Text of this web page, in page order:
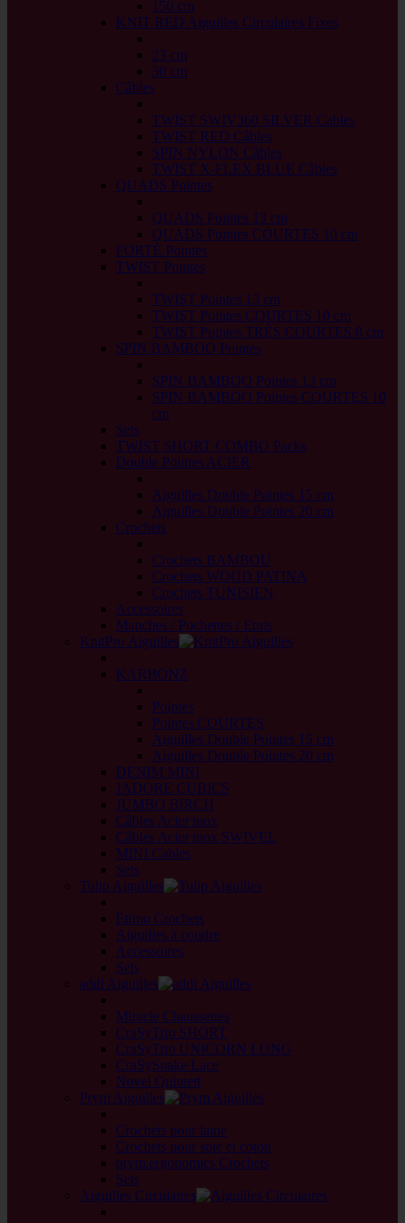
150 cm
KNIT RED Aiguilles Circulaires Fixes
23 cm
30 cm
Câbles
TWIST SWIV360 SILVER Cables
TWIST RED Câbles
SPIN NYLON Câbles
TWIST X-FLEX BLUE Câbles
QUADS Pointes
QUADS Pointes 13 cm
QUADS Pointes COURTES 10 cm
FORTÉ Pointes
TWIST Pointes
TWIST Pointes 13 cm
TWIST Pointes COURTES 10 cm
TWIST Pointes TRÈS COURTES 8 cm
SPIN BAMBOO Pointes
SPIN BAMBOO Pointes 13 cm
SPIN BAMBOO Pointes COURTES 10
cm
Sets
TWIST SHORT COMBO Packs
Double Pointes ACIER
Aiguilles Double Pointes 15 cm
Aiguilles Double Pointes 20 cm
Crochets
Crochets BAMBOU
Crochets WOOD PATINA
Crochets TUNISIEN
Accessoires
Manches / Pochettes / Etuis
KnitPro Aiguilles
KARBONZ
Pointes
Pointes COURTES
Aiguilles Double Pointes 15 cm
Aiguilles Double Pointes 20 cm
DENIM MINI
JADORE CUBICS
JUMBO BIRCH
Câbles Acier inox
Câbles Acier inox SWIVEL
MINI Cables
Sets
Tulip Aiguilles
Etimo Crochets
Aiguilles à coudre
Accessoires
Sets
addi Aiguilles
Miracle Chaussettes
CraSyTrio SHORT
CraSyTrio UNICORN LONG
CraSySnake Lace
Novel Quintett
Prym Aiguilles
Crochets pour laine
Crochets pour soie et coton
prym.ergonomics Crochets
Sets
Aiguilles Circulaires